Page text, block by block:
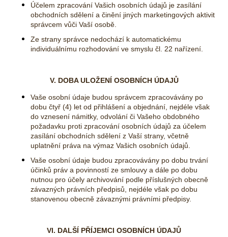
Účelem zpracování Vašich osobních údajů je zasílání
obchodních sdělení a činění jiných marketingových aktivit
správcem vůči Vaší osobě.
Ze strany správce nedochází k automatickému
individuálnímu rozhodování ve smyslu čl. 22 nařízení.
V. DOBA ULOŽENÍ OSOBNÍCH ÚDAJŮ
Vaše osobní údaje budou správcem zpracovávány po
dobu čtyř (4) let od přihlášení a objednání, nejdéle však
do vznesení námitky, odvolání či Vašeho obdobného
požadavku proti zpracování osobních údajů za účelem
zasílání obchodních sdělení z Vaší strany, včetně
uplatnění práva na výmaz Vašich osobních údajů.
Vaše osobní údaje budou zpracovávány po dobu trvání
účinků práv a povinností ze smlouvy a dále po dobu
nutnou pro účely archivování podle příslušných obecně
závazných právních předpisů, nejdéle však po dobu
stanovenou obecně závaznými právními předpisy.
VI. DALŠÍ PŘÍJEMCI OSOBNÍCH ÚDAJŮ